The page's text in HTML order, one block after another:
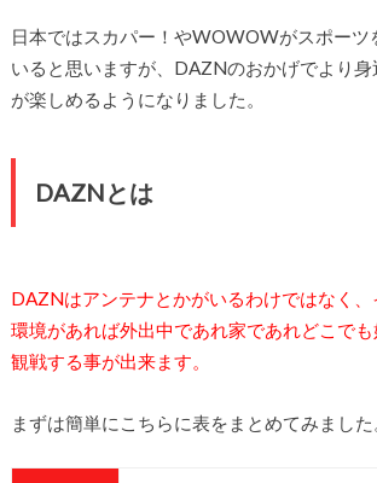
日本ではスカパー！やWOWOWがスポーツ
いると思いますが、DAZNのおかげでより
が楽しめるようになりました。
DAZNとは
DAZNはアンテナとかがいるわけではなく
環境があれば外出中であれ家であれどこで
観戦する事が出来ます。
まずは簡単にこちらに表をまとめてみました